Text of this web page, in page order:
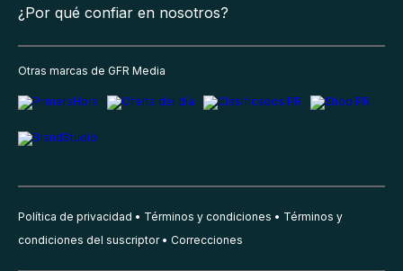
¿Por qué confiar en nosotros?
Otras marcas de GFR Media
Política de privacidad Términos y condiciones
Términos y
condiciones del suscriptor
Correcciones